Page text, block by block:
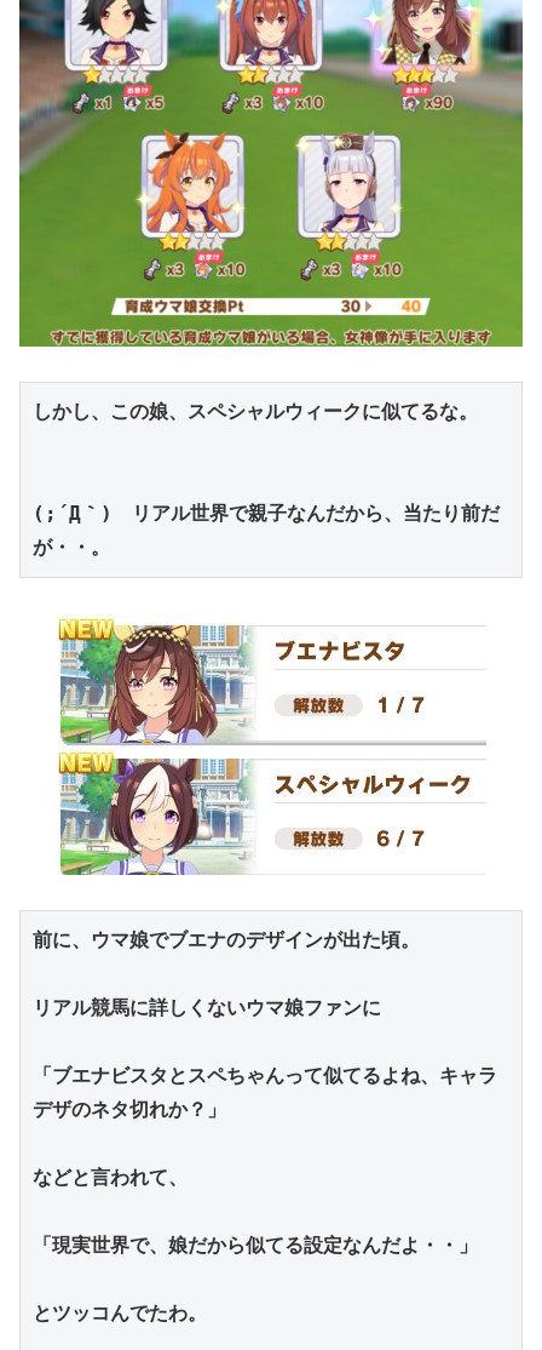
しかし、この娘、スペシャルウィークに似てるな。
(;´Д｀)　リアル世界で親子なんだから、当たり前だ
が・・。
前に、ウマ娘でブエナのデザインが出た頃。
リアル競馬に詳しくないウマ娘ファンに
「ブエナビスタとスペちゃんって似てるよね、キャラ
デザのネタ切れか？」
などと言われて、
「現実世界で、娘だから似てる設定なんだよ・・」
とツッコんでたわ。